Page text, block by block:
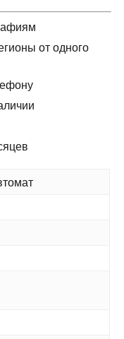
от одного